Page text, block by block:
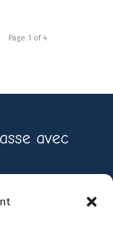
Page 1 of 4
avec